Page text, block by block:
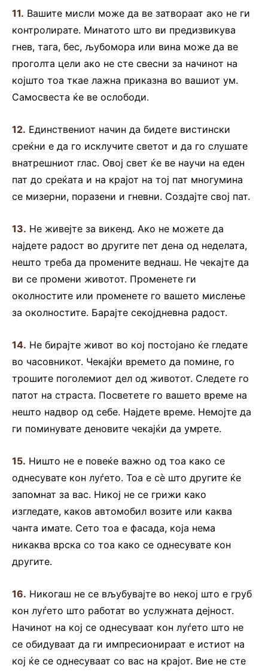
11. Вашите мисли може да ве затвораат ако не ги
контролирате. Минатото што ви предизвикува
гнев, тага, бес, љубомора или вина може да ве
проголта цели ако не сте свесни за начинот на
којшто тоа ткае лажна приказна во вашиот ум.
Самосвеста ќе ве ослободи.
12. Единствениот начин да бидете вистински
среќни е да го исклучите светот и да го слушате
внатрешниот глас. Овој свет ќе ве научи на еден
пат до среќата и на крајот на тој пат многумина
се мизерни, поразени и гневни. Создајте свој пат.
13. Не живејте за викенд. Ако не можете да
најдете радост во другите пет дена од неделата,
нешто треба да промените веднаш. Не чекајте да
ви се промени животот. Променете ги
околностите или променете го вашето мислење
за околностите. Барајте секојдневна радост.
14. Не бирајте живот во кој постојано ќе гледате
во часовникот. Чекајќи времето да помине, го
трошите поголемиот дел од животот. Следете го
патот на страста. Посветете го вашето време на
нешто надвор од себе. Најдете време. Немојте да
ги поминувате деновите чекајќи да умрете.
15. Ништо не е повеќе важно од тоа како се
однесувате кон луѓето. Тоа е сè што другите ќе
запомнат за вас. Никој не се грижи како
изгледате, каков автомобил возите или каква
чанта имате. Сето тоа е фасада, која нема
никаква врска со тоа како се однесувате кон
другите.
16. Никогаш не се вљубувајте во некој што е груб
кон луѓето што работат во услужната дејност.
Начинот на кој се однесуваат кон луѓето што не
се обидуваат да ги импресионираат е истиот на
кој ќе се однесуваат со вас на крајот. Вие не сте